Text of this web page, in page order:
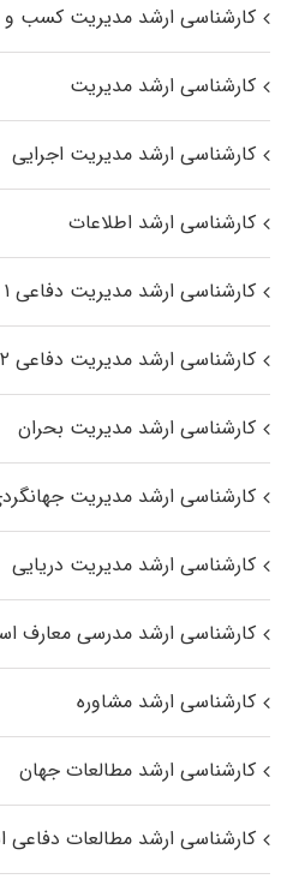
کارشناسی ارشد مدیریت کسب و
کارشناسی ارشد مدیریت
کارشناسی ارشد مدیریت اجرایی
کارشناسی ارشد اطلاعات
کارشناسی ارشد مدیریت دفاعی ۱
کارشناسی ارشد مدیریت دفاعی ۲
کارشناسی ارشد مدیریت بحران
کارشناسی ارشد مدیریت
کارشناسی ارشد مدیریت دریایی
کارشناسی ارشد مدرسی معارف
کارشناسی ارشد مشاوره
کارشناسی ارشد مطالعات جهان
کارشناسی ارشد مطالعات دفاعی